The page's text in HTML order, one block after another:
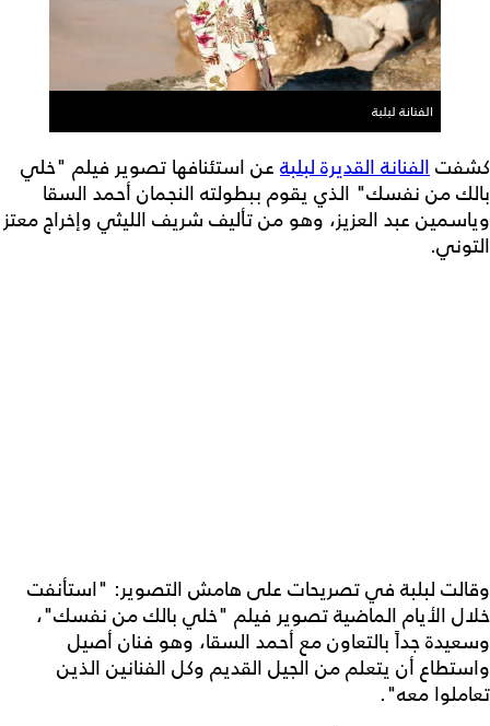
الفنانة لبلبة
كشفتالفنانة القديرة لبلبة عن استئنافها تصوير فيلم "خلي
بالك من نفسك" الذي يقوم ببطولته النجمان أحمد السقا
وياسمين عبد العزيز، وهو من تأليف شريف الليثي وإخراج معتز
التوني.
وقالت لبلبة في تصريحات على هامش التصوير: "استأنفت
خلال الأيام الماضية تصوير فيلم "خلي بالك من نفسك"،
وسعيدة جداً بالتعاون مع أحمد السقا، وهو فنان أصيل
واستطاع أن يتعلم من الجيل القديم وكل الفنانين الذين
تعاملوا معه".